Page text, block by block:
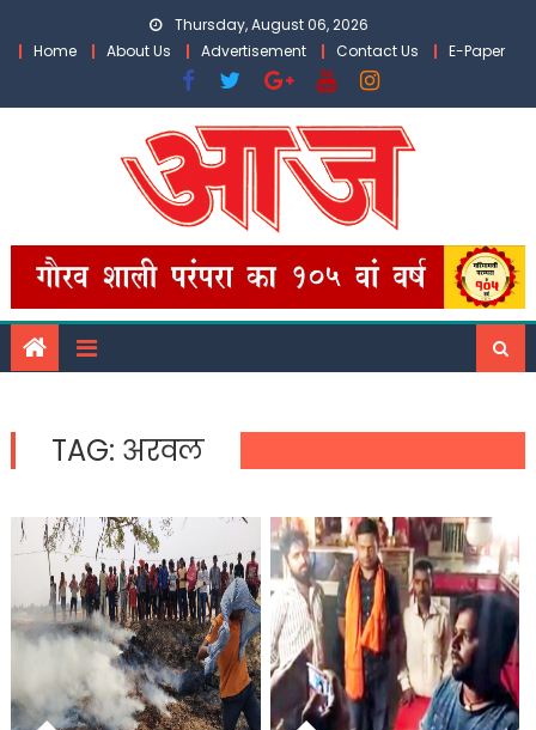
Thursday, August 06, 2026
Home
About Us Advertisement Contact Us E-Paper
TAG: अरवल